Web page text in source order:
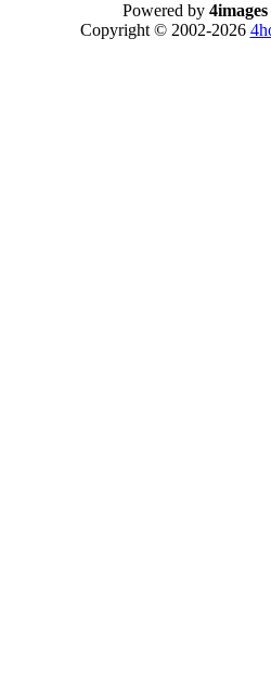
Powered by 4images
Copyright © 2002-2026